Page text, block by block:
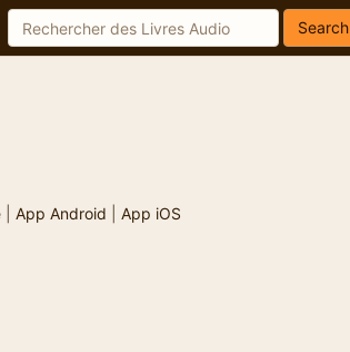
Search
| App Android App iOS